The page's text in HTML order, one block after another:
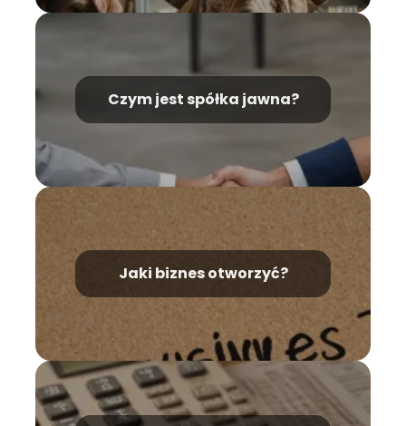
Czym jest spółka jawna?
Jaki biznes otworzyć?